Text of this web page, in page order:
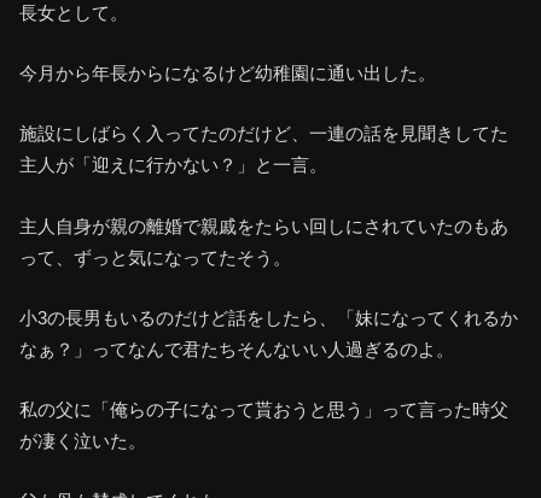
長女として。
今月から年長からになるけど幼稚園に通い出した。
施設にしばらく入ってたのだけど、一連の話を見聞きしてた
主人が「迎えに行かない？」と一言。
主人自身が親の離婚で親戚をたらい回しにされていたのもあ
って、ずっと気になってたそう。
小3の長男もいるのだけど話をしたら、「妹になってくれるか
なぁ？」ってなんで君たちそんないい人過ぎるのよ。
私の父に「俺らの子になって貰おうと思う」って言った時父
が凄く泣いた。